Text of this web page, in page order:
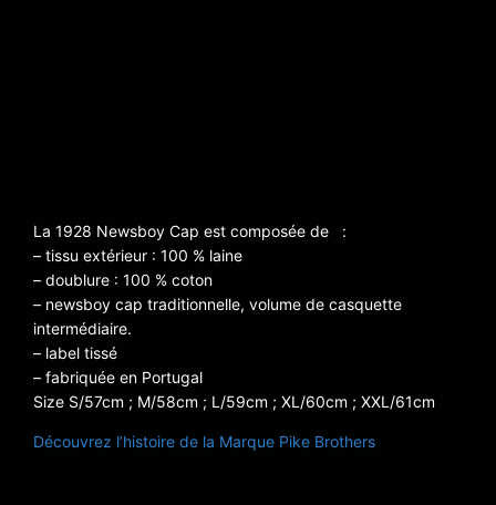
La 1928 Newsboy Cap est composée de :
– tissu extérieur : 100 % laine
– doublure : 100 % coton
– newsboy cap traditionnelle, volume de casquette
intermédiaire.
– label tissé
– fabriquée en Portugal
Size S/57cm ; M/58cm ; L/59cm ; XL/60cm ; XXL/61cm
Découvrez l’histoire de la Marque Pike Brothers